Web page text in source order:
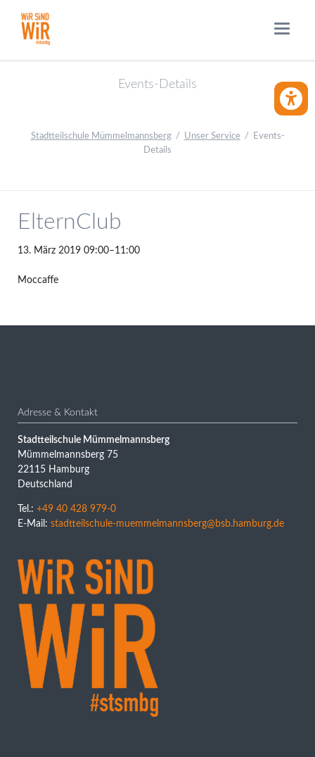
Events-Details
Stadtteilschule Mümmelmannsberg Unser Service
Events-
Details
ElternClub
13. März 2019 09:00–11:00
Moccaffe
Adresse & Kontakt
Stadtteilschule Mümmelmannsberg
Mümmelmannsberg 75
22115 Hamburg
Deutschland
Tel.: +49 40 428 979-0
E-Mail: stadtteilschule-muemmelmannsberg@bsb.hamburg.de